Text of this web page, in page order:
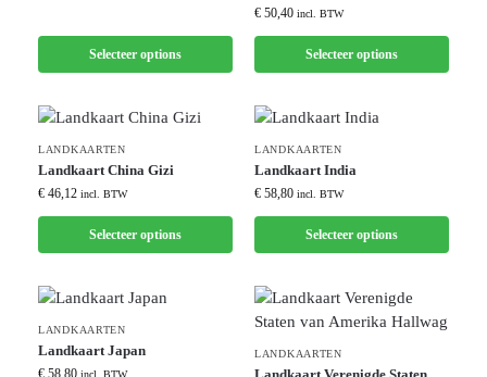
Selecteer options
€ 50,40 incl. BTW
Selecteer options
LANDKAARTEN
Landkaart China Gizi
€ 46,12 incl. BTW
Selecteer options
LANDKAARTEN
Landkaart India
€ 58,80 incl. BTW
Selecteer options
LANDKAARTEN
Landkaart Japan
€ 58,80 incl. BTW
LANDKAARTEN